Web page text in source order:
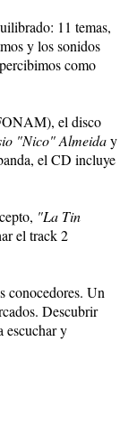
11 temas,
y los sonidos
como
el disco
"Nico" Almeiday
el CD incluye
"La Tin
el track 2
conocedores. Un
Descubrir
escuchar y